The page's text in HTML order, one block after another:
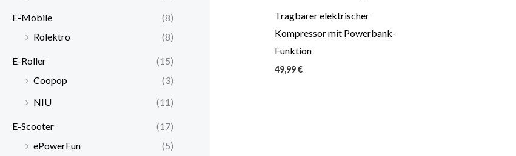
E-Mobile
(8)
Rolektro
(8)
E-Roller
(15)
Coopop
(3)
NIU
(11)
E-Scooter
(17)
ePowerFun
(5)
Tragbarer elektrischer
Kompressor mit Powerbank-
Funktion
49,99€